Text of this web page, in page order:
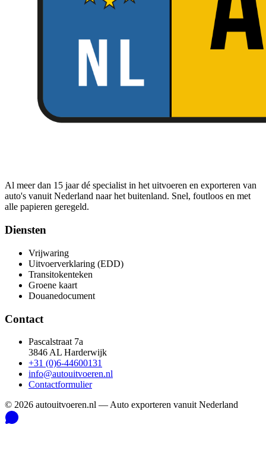
Al meer dan 15 jaar dé specialist in het uitvoeren en exporteren van
auto's vanuit Nederland naar het buitenland. Snel, foutloos en met
alle papieren geregeld.
Diensten
Vrijwaring
Uitvoerverklaring (EDD)
Transitokenteken
Groene kaart
Douanedocument
Contact
Pascalstraat 7a
3846 AL Harderwijk
+31 (0)6-44600131
info@autouitvoeren.nl
Contactformulier
© 2026 autouitvoeren.nl — Auto exporteren vanuit Nederland